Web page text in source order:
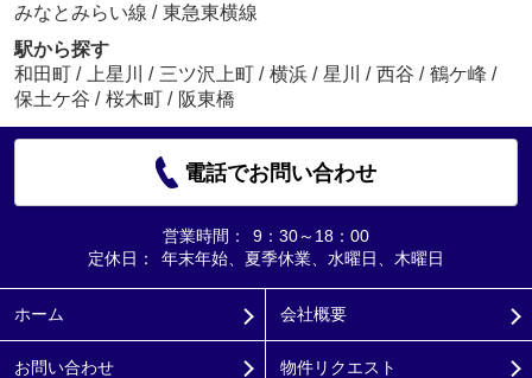
みなとみらい線 / 東急東横線
駅から探す
和田町 / 上星川 / 三ツ沢上町 / 横浜 / 星川 / 西谷 / 鶴ケ峰 /
保土ケ谷 / 桜木町 / 阪東橋
電話でお問い合わせ
営業時間：
9：30～18：00
定休日：
年末年始、夏季休業、水曜日、木曜日
ホーム 会社概要
お問い合わせ 物件リクエスト